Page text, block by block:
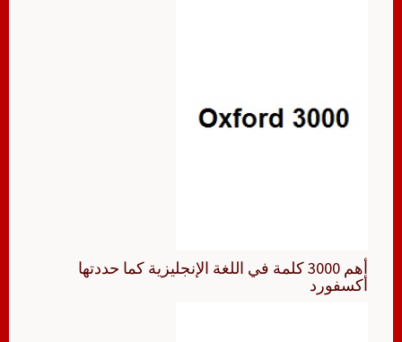
أهم 3000 كلمة في اللغة الإنجليزية كما حددتها
أكسفورد